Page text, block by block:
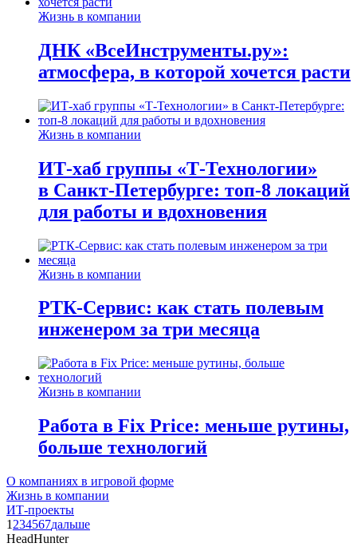
Жизнь в компании
ДНК «ВсеИнструменты.ру»:
атмосфера, в которой хочется расти
Жизнь в компании
ИТ-хаб группы «Т-Технологии»
в Санкт-Петербурге: топ-8 локаций
для работы и вдохновения
Жизнь в компании
РТК-Сервис: как стать полевым
инженером за три месяца
Жизнь в компании
Работа в Fix Price: меньше рутины,
больше технологий
О компаниях в игровой форме
Жизнь в компании
ИТ-проекты
1 234567дальше
HeadHunter